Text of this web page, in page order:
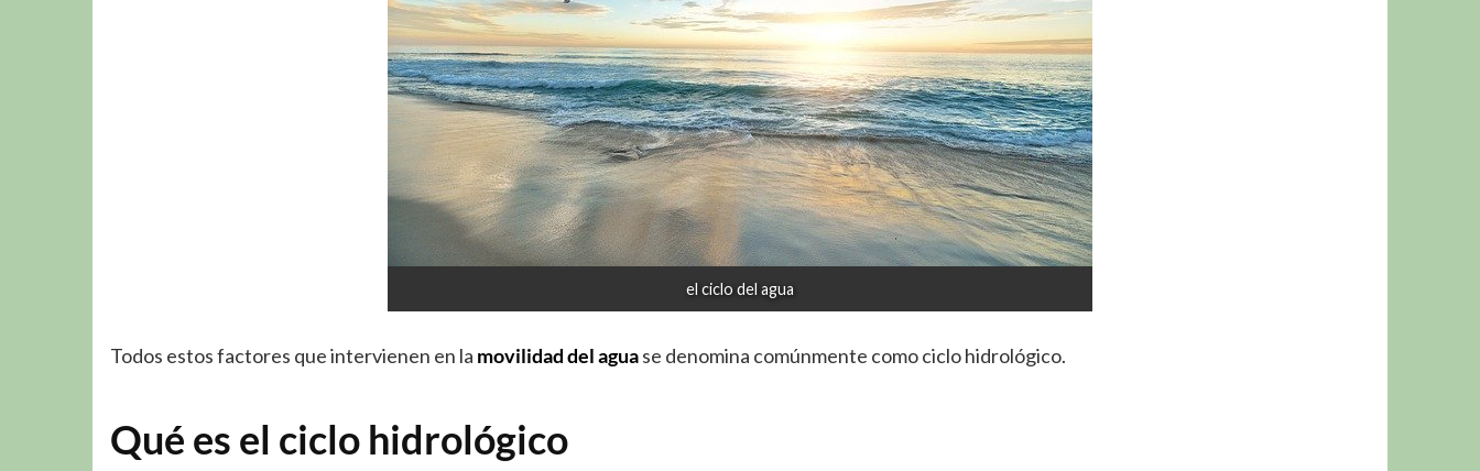
el ciclo del agua
Todos estos factores que intervienen en la movilidad del aguase denomina comúnmente como ciclo hidrológico.
Qué es el ciclo hidrológico